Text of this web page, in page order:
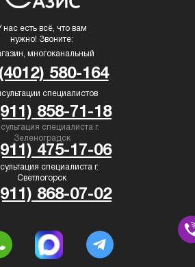
нас есть всё, что вам
нужно! Звоните:
многоканальный
специалиста г.
Светлогорск
специалиста г.
Зеленоградск
специалистов
858-71-18
475-17-06
868-07-02
580-164